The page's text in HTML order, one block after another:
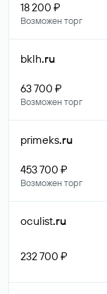
18 200 ₽
Возможен торг
bklh.ru
63 700 ₽
Возможен торг
primeks.ru
453 700 ₽
Возможен торг
oculist.ru
232 700 ₽